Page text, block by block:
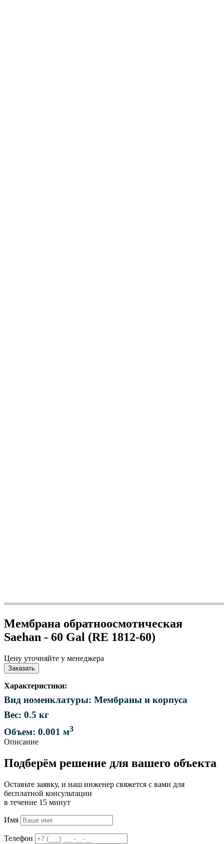
Мембрана обратноосмотическая
Saehan - 60 Gal (RE 1812-60)
Цену уточняйте у менеджера
Заказать
Характеристики:
Вид номенклатуры: Мембраны и корпуса
Вес: 0.5 кг
Объем: 0.001 м3
Описание
Подберём решение для вашего объекта
Оставьте заявку, и наш инженер свяжется с вами для
бесплатной консультации
в течение 15 минут
Имя
Телефон